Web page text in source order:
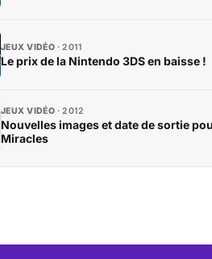
JEUX VIDÉO 2011
Le prix de la Nintendo 3DS en baisse !
JEUX VIDÉO 2012
Nouvelles images et date de sortie
Miracles